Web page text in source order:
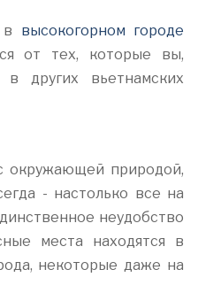
в высокогорном городе
от тех, которые вы,
других вьетнамских
окружающей природой,
- настолько все на
неудобство
места находятся в
некоторые даже на